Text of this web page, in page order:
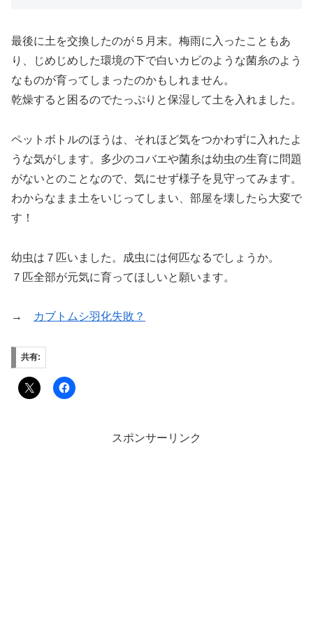
最後に土を交換したのが５月末。梅雨に入ったこともあ
り、じめじめした環境の下で白いカビのような菌糸のよう
なものが育ってしまったのかもしれません。
乾燥すると困るのでたっぷりと保湿して土を入れました。
ペットボトルのほうは、それほど気をつかわずに入れたよ
うな気がします。多少のコバエや菌糸は幼虫の生育に問題
がないとのことなので、気にせず様子を見守ってみます。
わからなまま土をいじってしまい、部屋を壊したら大変で
す！
幼虫は７匹いました。成虫には何匹なるでしょうか。
７匹全部が元気に育ってほしいと願います。
→ カブトムシ羽化失敗？
共有:
スポンサーリンク